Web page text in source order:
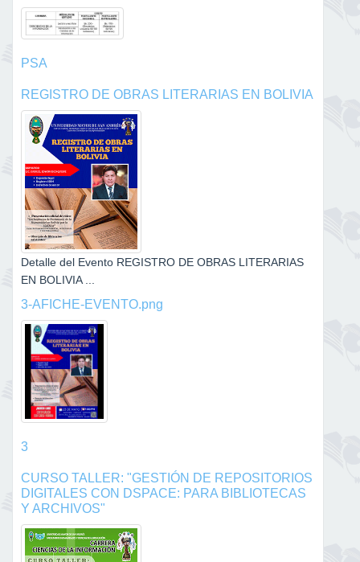
PSA
REGISTRO DE OBRAS LITERARIAS EN BOLIVIA
Detalle del Evento REGISTRO DE OBRAS LITERARIAS
EN BOLIVIA ...
3-AFICHE-EVENTO.png
3
CURSO TALLER: "GESTIÓN DE REPOSITORIOS
DIGITALES CON DSPACE: PARA BIBLIOTECAS
Y ARCHIVOS"